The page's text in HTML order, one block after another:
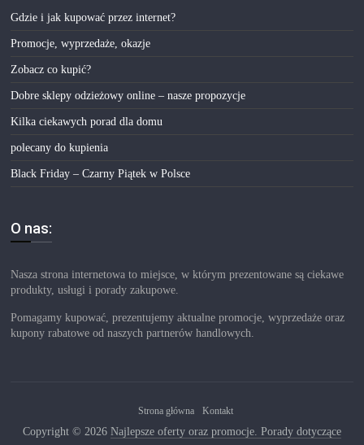
Gdzie i jak kupować przez internet?
Promocje, wyprzedaże, okazje
Zobacz co kupić?
Dobre sklepy odzieżowy online – nasze propozycje
Kilka ciekawych porad dla domu
polecany do kupienia
Black Friday – Czarny Piątek w Polsce
O nas:
Nasza strona internetowa to miejsce, w którym prezentowane są ciekawe
produkty, usługi i porady zakupowe.
Pomagamy kupować, prezentujemy aktualne promocje, wyprzedaże oraz
kupony rabatowe od naszych partnerów handlowych.
Strona główna Kontakt
Copyright © 2026 Najlepsze oferty oraz promocje. Porady dotyczące